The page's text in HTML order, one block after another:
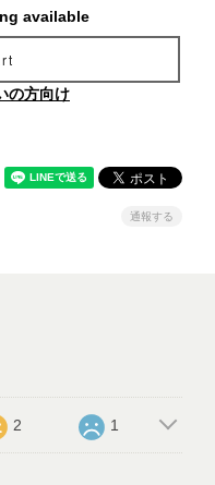
available
の方向け
通報する
2 1